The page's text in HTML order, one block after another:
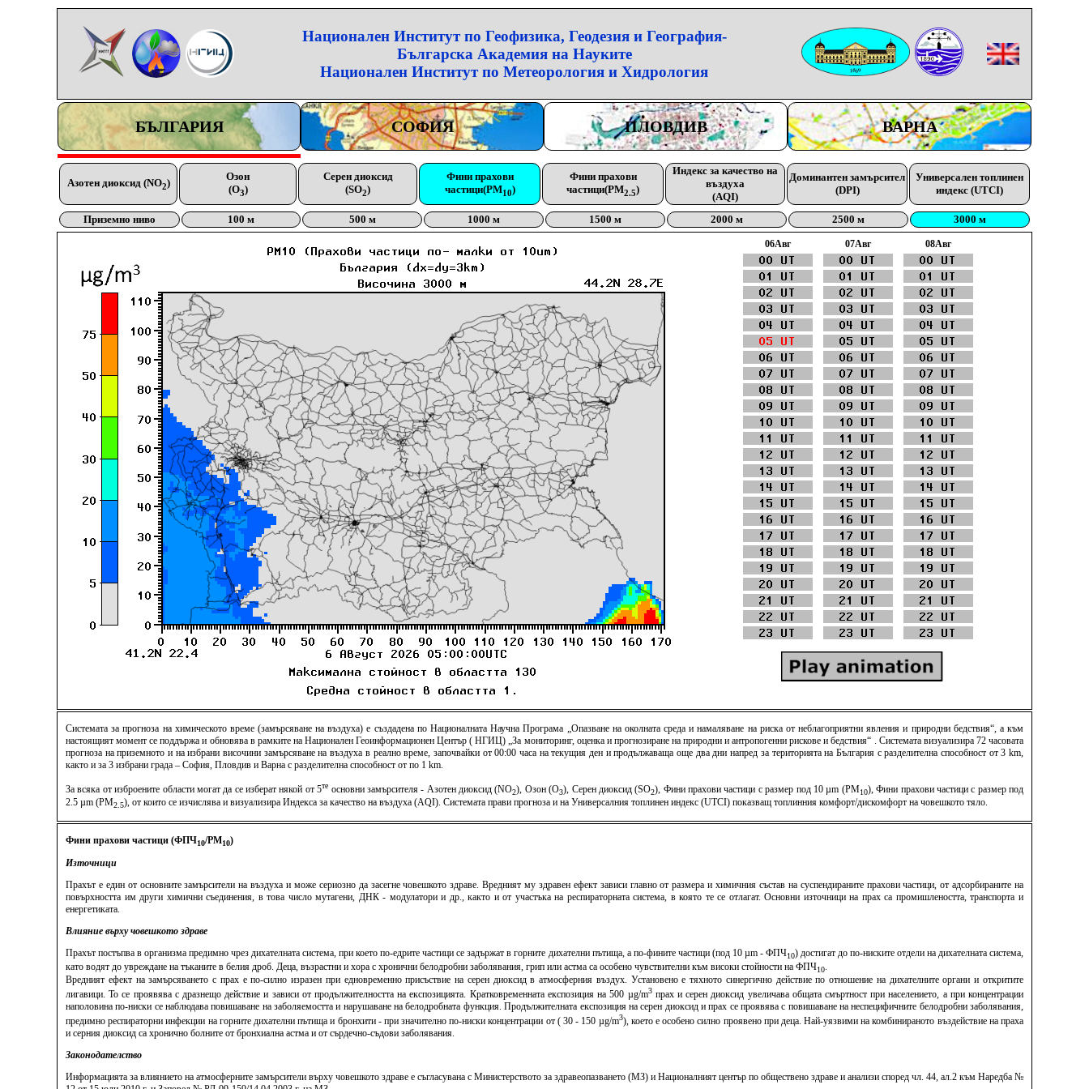
Национален Институт по Геофизика, Геодезия и География-
Българска Академия на Науките
Национален Институт по Метеорология и Хидрология
БЪЛГАРИЯ СОФИЯ ПЛОВДИВ ВАРНА
Азотен диоксид (NO2)
Озон
(O3)
Серен диоксид
(SO2)
Фини прахови
частици(PM10)
Фини прахови
частици(PM2.5)
Индекс за качество на
въздуха
(AQI)
Доминантен замърсител
(DPI)
Универсален топлинен
индекс (UTCI)
Приземно ниво 100 м 500 м 1000 м 1500 м 2000 м 2500 м 3000 м
06Aвг 07Aвг 08Aвг
Системата за прогноза на химическото време (замърсяване на въздуха) е създадена по Националната Научна Програма „Опазване на околната среда и намаляване на риска от неблагоприятни явления и природни бедствия“, а към
настоящият момент се поддържа и обновява в рамките на Национален Геоинформационен Център ( НГИЦ) „За мониторинг, оценка и прогнозиране на природни и антропогенни рискове и бедствия“ . Системата визуализира 72 часовата
прогноза на приземното и на избрани височини замърсяване на въздуха в реално време, започвайки от 00:00 часа на текущия ден и продължаваща още два дни напред за територията на България с разделителна способност от 3 km,
както и за 3 избрани града – София, Пловдив и Варна с разделителна способност от по 1 km.
За всяка от изброените области могат да се изберат някой от 5те основни замърсителя - Азотен диоксид (NO2), Озон (O3), Серен диоксид (SO2), Фини прахови частици с размер под 10 µm (PM10), Фини прахови частици с размер под
2.5 µm (PM2.5), от които се изчислява и визуализира Индекса за качество на въздуха (AQI). Системата прави прогноза и на Универсалния топлинен индекс (UTCI) показващ топлинния комфорт/дискомфорт на човешкото тяло.
Фини прахови частици (ФПЧ10/PM10)
Източници
Прахът е един от основните замърсители на въздуха и може сериозно да засегне човешкото здраве. Вредният му здравен ефект зависи главно от размера и химичния състав на суспендираните прахови частици, от адсорбираните на
повърхността им други химични съединения, в това число мутагени, ДНК - модулатори и др., както и от участъка на респираторната система, в която те се отлагат. Основни източници на прах са промишлеността, транспорта и
енергетиката.
Влияние върху човешкото здраве
Прахът постъпва в организма предимно чрез дихателната система, при което по-едрите частици се задържат в горните дихателни пътища, а по-фините частици (под 10 µm - ФПЧ10) достигат до по-ниските отдели на дихателната система,
като водят до увреждане на тъканите в белия дроб. Деца, възрастни и хора с хронични белодробни заболявания, грип или астма са особено чувствителни към високи стойности на ФПЧ10
Вредният ефект на замърсяването с прах е по-силно изразен при едновременно присъствие на серен диоксид в атмосферния въздух. Установено е тяхното синергично действие по отношение на дихателните органи и откритите
лигавици. То се проявява с дразнещо действие и зависи от продължителността на експозицията. Кратковременната експозиция на 500 µg/m3прах и серен диоксид увеличава общата смъртност при населението, а при концентрации
наполовина по-ниски се наблюдава повишаване на заболяемостта и нарушаване на белодробната функция. Продължителната експозиция на серен диоксид и прах се проявява с повишаване на неспецифичните белодробни заболявания,
предимно респираторни инфекции на горните дихателни пътища и бронхити - при значително по-ниски концентрации от ( 30 - 150 µg/m3), което е особено силно проявено при деца. Най-уязвими на комбинираното въздействие на праха
и серния диоксид са хронично болните от бронхиална астма и от сърдечно-съдови заболявания.
Законодателство
Информацията за влиянието на атмосферните замърсители върху човешкото здраве е съгласувана с Министерството за здравеопазването (МЗ) и Националният център по обществено здраве и анализи според чл. 44, ал.2 към Наредба №